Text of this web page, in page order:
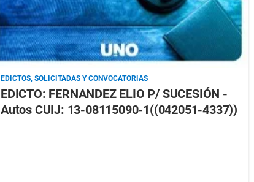
EDICTOS, SOLICITADAS Y CONVOCATORIAS
EDICTO: FERNANDEZ ELIO P/ SUCESIÓN -
Autos CUIJ: 13-08115090-1((042051-4337))